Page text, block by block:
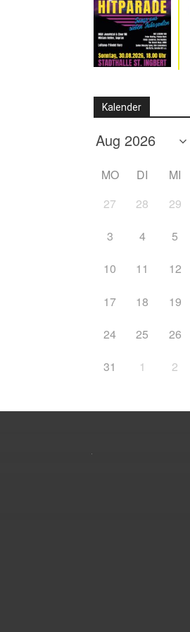
Kalender
MO DI MI
27
28 29
3 4 5
10 11 12
17 18 19
24 25 26
31
1 2